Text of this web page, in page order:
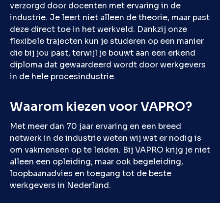
verzorgd door docenten met ervaring in de
industrie. Je leert niet alleen de theorie, maar past
deze direct toe in het werkveld. Dankzij onze
flexibele trajecten kun je studeren op een manier
die bij jou past, terwijl je bouwt aan een erkend
diploma dat gewaardeerd wordt door werkgevers
in de hele procesindustrie.
Waarom kiezen voor VAPRO?
Met meer dan 70 jaar ervaring en een breed
netwerk in de industrie weten wij wat er nodig is
om vakmensen op te leiden. Bij VAPRO krijg je niet
alleen een opleiding, maar ook begeleiding,
loopbaanadvies en toegang tot de beste
werkgevers in Nederland.